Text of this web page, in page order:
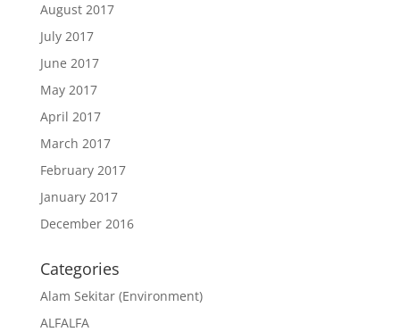
August 2017
July 2017
June 2017
May 2017
April 2017
March 2017
February 2017
January 2017
December 2016
Categories
Alam Sekitar (Environment)
ALFALFA